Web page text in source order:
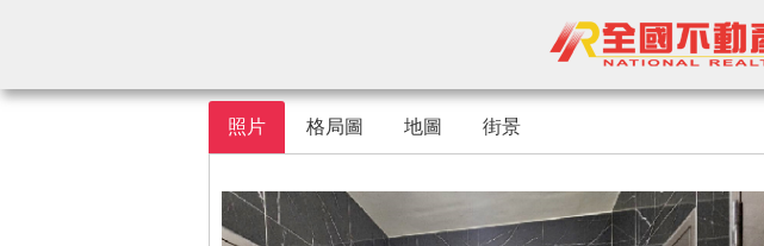
照片 格局圖 地圖 街景